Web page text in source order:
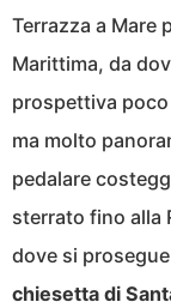
Terrazza a Mare
Marittima, da
prospettiva
ma molto
pedalare
sterrato fino alla
dove si
chiesetta di